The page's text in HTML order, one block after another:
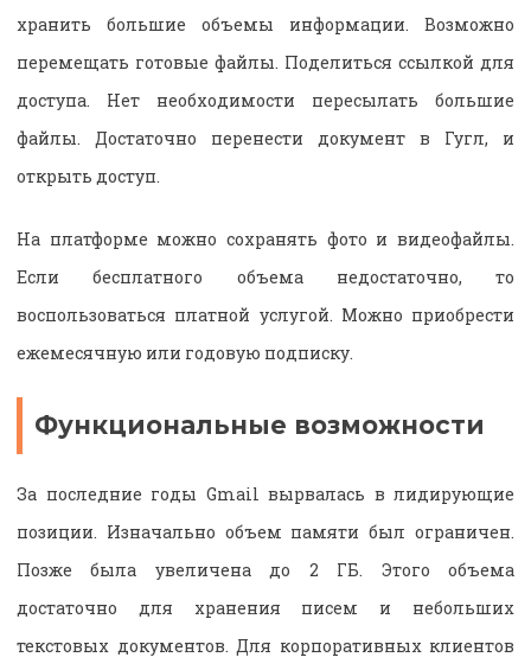
хранить большие объемы информации. Возможно
перемещать готовые файлы. Поделиться ссылкой для
доступа. Нет необходимости пересылать большие
файлы. Достаточно перенести документ в Гугл, и
открыть доступ.
На платформе можно сохранять фото и видеофайлы.
Если бесплатного объема недостаточно, то
воспользоваться платной услугой. Можно приобрести
ежемесячную или годовую подписку.
Функциональные возможности
За последние годы Gmail вырвалась в лидирующие
позиции. Изначально объем памяти был ограничен.
Позже была увеличена до 2 ГБ. Этого объема
достаточно для хранения писем и небольших
текстовых документов. Для корпоративных клиентов